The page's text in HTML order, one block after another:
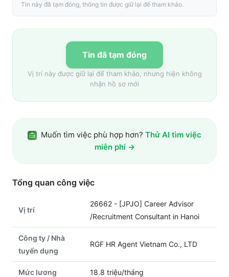
Tin này đã tạm đóng, thông tin được giữ lại để tham khảo.
Tin đã tạm đóng
Vị trí này được giữ lại để tham khảo, nhưng hiện không
nhận hồ sơ mới
Muốn tìm việc phù hợp hơn? Thử AI tìm việc
miễn phí →
Tổng quan công việc
Vị trí
26662 - [JPJO] Career Advisor
/Recruitment Consultant in Hanoi
Công ty / Nhà
tuyển dụng
RGF HR Agent Vietnam Co., LTD
Mức lương 18.8 triệu/tháng